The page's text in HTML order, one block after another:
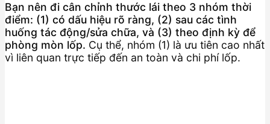
Bạn nên đi cân chỉnh thước lái theo 3 nhóm thời
điểm: (1) có dấu hiệu rõ ràng, (2) sau các tình
huống tác động/sửa chữa, và (3) theo định kỳ để
phòng mòn lốp. Cụ thể, nhóm (1) là ưu tiên cao nhất
vì liên quan trực tiếp đến an toàn và chi phí lốp.